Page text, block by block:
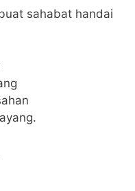
sahabat handai